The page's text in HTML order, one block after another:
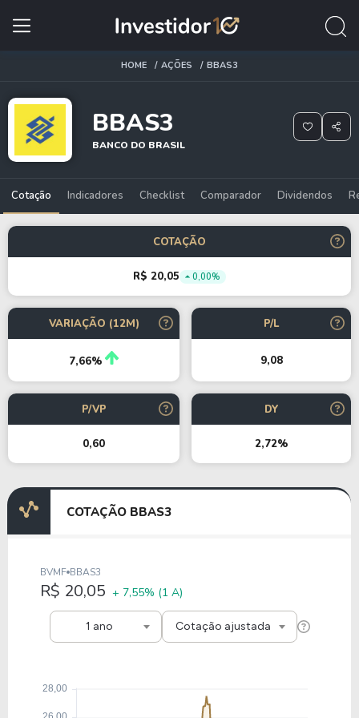
HOME AÇÕES BBAS3
BBAS3
BANCO DO BRASIL
Cotação Indicadores Checklist Comparador Dividendos
COTAÇÃO
R$ 20,05 0,00%
VARIAÇÃO (12M)
7,66%
P/L
9,08
P/VP
0,60
DY
2,72%
COTAÇÃO BBAS3
1 ano
BVMF BBAS3
R$ 20,05 + 7,55% (1 A)
Cotação ajustada